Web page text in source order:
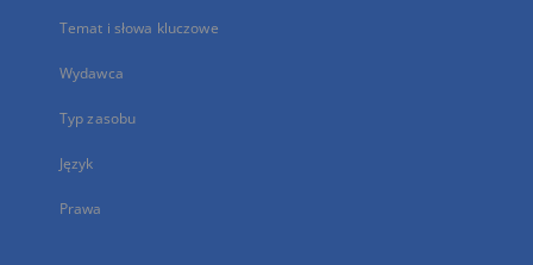
Temat i słowa kluczowe
Wydawca
Typ zasobu
Język
Prawa